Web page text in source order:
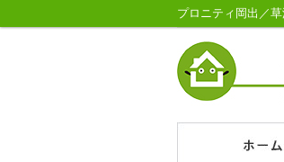
プロニティ岡出／